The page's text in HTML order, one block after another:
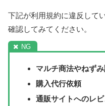
下記が利用規約に違反して
確認してみてください。
マルチ商法やねず
購入代行依頼
通販サイトへのレ